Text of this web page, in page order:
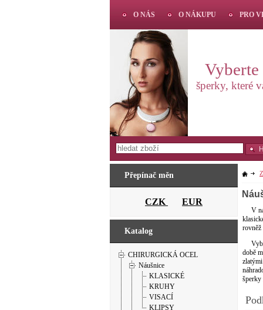
Přepínač měn
CZK EUR
Katalog
CHIRURGICKÁ OCEL
Náušnice
KLASICKÉ
KRUHY
VISACÍ
KLIPSY
V
rovněž
době
šperky
O NÁS O NÁKUPU PRO
Vyberte
šperky, které